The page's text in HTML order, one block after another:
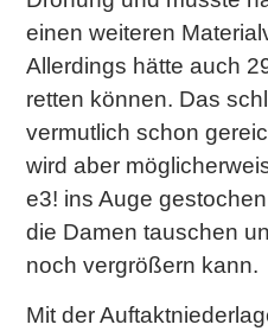
einen weiteren
Allerdings hätte auch
retten können. Das
vermutlich schon
wird aber
e3! ins Auge
die Damen tauschen
noch vergrößern kann.
Mit der